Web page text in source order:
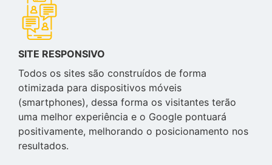
SITE RESPONSIVO
Todos os sites são construídos de forma
otimizada para dispositivos móveis
(smartphones), dessa forma os visitantes terão
uma melhor experiência e o Google pontuará
positivamente, melhorando o posicionamento nos
resultados.